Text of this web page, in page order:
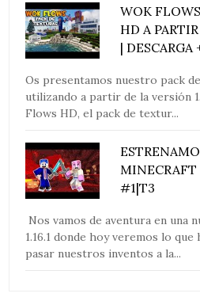
WOK
HD A
|
Os presentamos nuestro pack
utilizando a partir de la versión
Flows HD, el pack de textur...
MINECRAFT
#1|T3
Nos vamos de aventura en una
1.16.1 donde hoy veremos lo que
pasar nuestros inventos a la...